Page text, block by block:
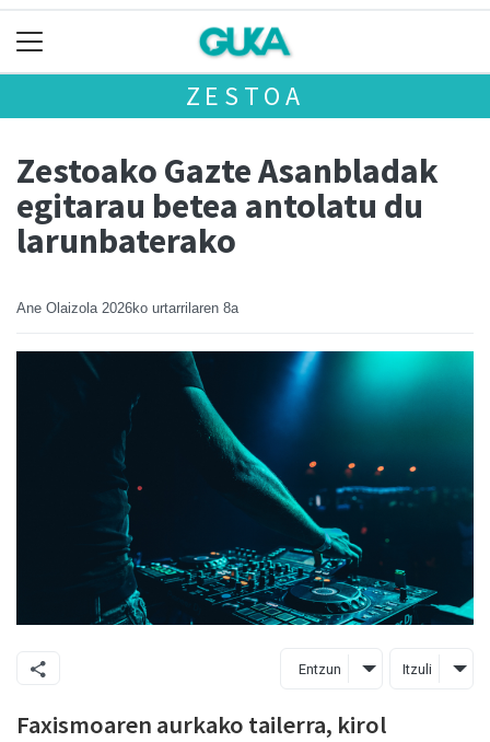
ZESTOA
Zestoako Gazte Asanbladak
egitarau betea antolatu du
larunbaterako
Ane Olaizola 2026ko urtarrilaren 8a
Entzun Itzuli
Faxismoaren aurkako tailerra, kirol